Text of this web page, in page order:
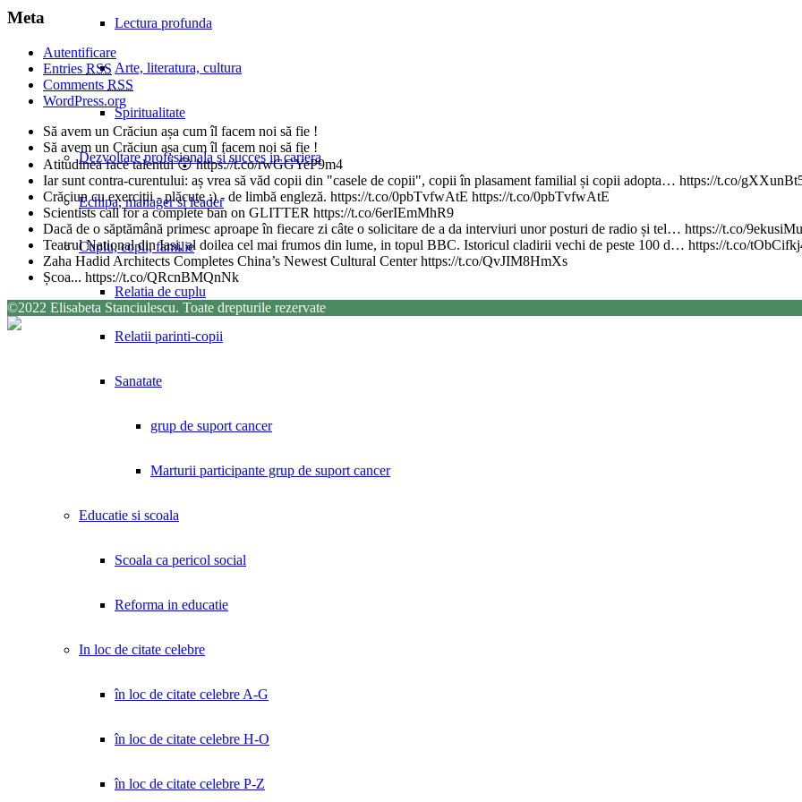
Lectura profunda
Arte, literatura, cultura
Spiritualitate
Dezvoltare profesionala si succes in cariera
Echipa, manager si leader
Cuplu, copii, familie
Relatia de cuplu
Relatii parinti-copii
Sanatate
grup de suport cancer
Marturii participante grup de suport cancer
Educatie si scoala
Scoala ca pericol social
Reforma in educatie
In loc de citate celebre
în loc de citate celebre A-G
în loc de citate celebre H-O
în loc de citate celebre P-Z
Meta
Autentificare
Entries RSS
Comments RSS
WordPress.org
Să avem un Crăciun așa cum îl facem noi să fie !
Să avem un Crăciun așa cum îl facem noi să fie !
Atitudinea face talentul 😲 https://t.co/rwGGYeP9m4
Iar sunt contra-curentului: aș vrea să văd copii din "casele de copii", copii în plasament familial și copii adopta… https://t.co/
Crăciun cu exerciții - plăcute :) - de limbă engleză. https://t.co/0pbTvfwAtE https://t.co/0pbTvfwAtE
Scientists call for a complete ban on GLITTER https://t.co/6erIEmMhR9
Dacă de o săptămână primesc aproape în fiecare zi câte o solicitare de a da interviuri unor posturi de radio și tel… https://t.co/
Teatrul National din Iasi, al doilea cel mai frumos din lume, in topul BBC. Istoricul cladirii vechi de peste 100 d… https://t.co/
Zaha Hadid Architects Completes China’s Newest Cultural Center https://t.co/QvJIM8HmXs
Școa... https://t.co/QRcnBMQnNk
©2022 Elisabeta Stanciulescu. Toate drepturile rezervate